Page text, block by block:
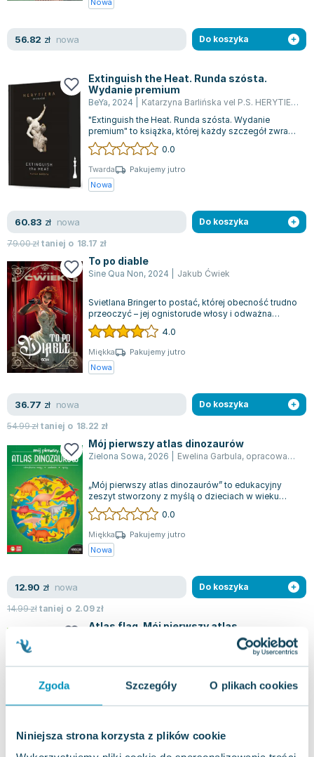
Zgoda Szczegóły O plikach cookies
Niniejsza strona korzysta z plików cookie
Lorraine Warren
Lucinda Riley
56.82 zł nowa Do koszyka
Extinguish the Heat. Runda szósta.
Wydanie premium
BeYa, 2024
Katarzyna Barlińska vel P.S. HERYTIERA - "Pizgacz"
"Extinguish the Heat. Runda szósta. Wydanie
premium" to książka, której każdy szczegół zwraca
uwagę na wyjątkowość. Ten limitowany...
0.0
Twarda
Pakujemy jutro
Nowa
60.83 zł nowa
79.00złtaniej o 18.17 zł
Do koszyka
To po diable
Sine Qua Non, 2024 Jakub Ćwiek
Svietlana Bringer to postać, której obecność trudno
przeoczyć – jej ognistorude włosy i odważna
suknia używana na ślubne przyjęcie...
4.0
Miękka
Pakujemy jutro
Nowa
36.77 zł nowa
54.99złtaniej o 18.22 zł
Do koszyka
Mój pierwszy atlas dinozaurów
Zielona Sowa, 2026 Ewelina Garbula, opracowanie zbiorowe
„Mój pierwszy atlas dinozaurów” to edukacyjny
zeszyt stworzony z myślą o dzieciach w wieku
wczesnoszkolnym, który przenosi młodych...
0.0
Miękka
Pakujemy jutro
Nowa
12.90 zł nowa
14.99złtaniej o 2.09zł
Do koszyka
Atlas flag. Mój pierwszy atlas
Ewelina Garbula,Katarzyna Żak
Zestawienie wiedzy o krajach świata stworzone
specjalnie dla najmłodszych odkrywców! To atlas
przeznaczony dla dzieci na etapie ed...
Nowa